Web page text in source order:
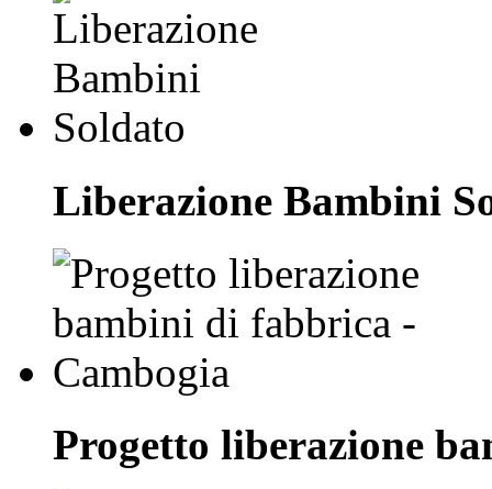
Liberazione Bambini
Progetto liberazione